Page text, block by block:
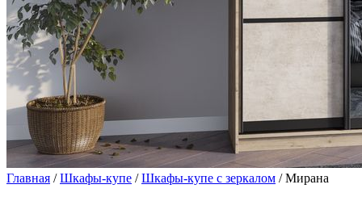
Главная /Шкафы-купе /Шкафы-купе с зеркалом / Мирана